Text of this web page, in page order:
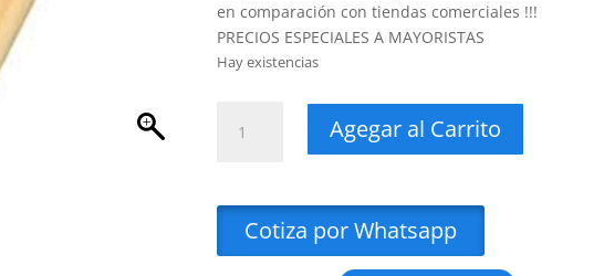
en comparación con tiendas comerciales !!!
PRECIOS ESPECIALES A MAYORISTAS
Hay existencias
Bastones
Con
Rosca
Agegar al Carrito
Cotiza por Whatsapp